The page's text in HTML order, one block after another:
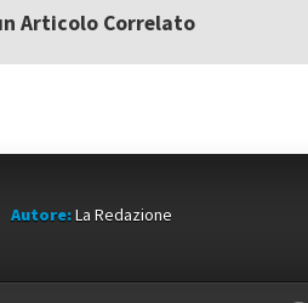
una
nuova
Articolo Correlato
Autore:La Redazione